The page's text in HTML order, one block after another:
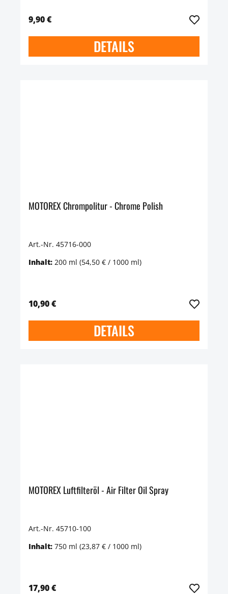
9,90 €
DETAILS
MOTOREX Chrompolitur - Chrome Polish
Art.-Nr. 45716-000
Inhalt: 200 ml (54,50 € / 1000 ml)
10,90 €
DETAILS
MOTOREX Luftfilteröl - Air Filter Oil Spray
Art.-Nr. 45710-100
Inhalt: 750 ml (23,87 € / 1000 ml)
17,90 €